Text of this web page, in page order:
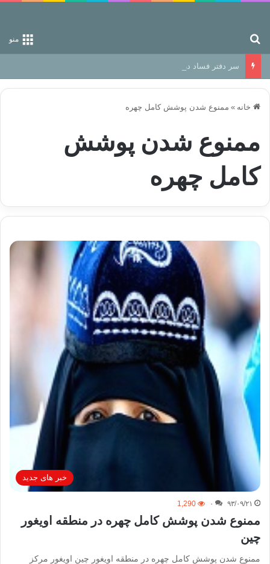
منو
سر دفتر فساد در زمین‌، دوری وکناره‌گیری از راه خداست‌!
خانه » ممنوع شدن پوشش کامل چهره
ممنوع شدن پوشش
کامل چهره
خبر های جدید
۹۳/۰۹/۲۱ ۰ 1,290
ممنوع شدن پوشش کامل چهره در منطقه اویغور
چین
ممنوع شدن پوشش کامل چهره در منطقه اویغور چین اویغور مرکز